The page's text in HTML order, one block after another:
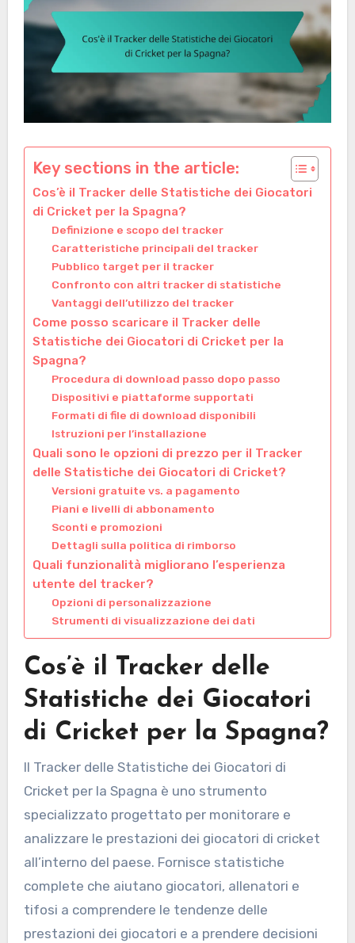
Key sections in the article:
Cos’è il Tracker delle Statistiche dei Giocatori
di Cricket per la Spagna?
Definizione e scopo del tracker
Caratteristiche principali del tracker
Pubblico target per il tracker
Confronto con altri tracker di statistiche
Vantaggi dell’utilizzo del tracker
Come posso scaricare il Tracker delle
Statistiche dei Giocatori di Cricket per la
Spagna?
Procedura di download passo dopo passo
Dispositivi e piattaforme supportati
Formati di file di download disponibili
Istruzioni per l’installazione
Quali sono le opzioni di prezzo per il Tracker
delle Statistiche dei Giocatori di Cricket?
Versioni gratuite vs. a pagamento
Piani e livelli di abbonamento
Sconti e promozioni
Dettagli sulla politica di rimborso
Quali funzionalità migliorano l’esperienza
utente del tracker?
Opzioni di personalizzazione
Strumenti di visualizzazione dei dati
Cos’è il Tracker delle
Statistiche dei Giocatori
di Cricket per la Spagna?
Il Tracker delle Statistiche dei Giocatori di
Cricket per la Spagna è uno strumento
specializzato progettato per monitorare e
analizzare le prestazioni dei giocatori di cricket
all’interno del paese. Fornisce statistiche
complete che aiutano giocatori, allenatori e
tifosi a comprendere le tendenze delle
prestazioni dei giocatori e a prendere decisioni